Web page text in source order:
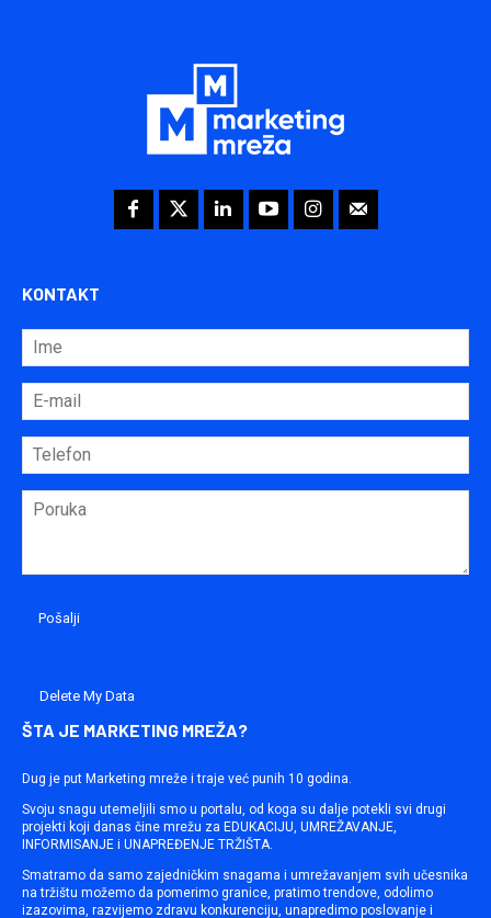
KONTAKT
Delete My Data
ŠTA JE MARKETING MREŽA?
Dug je put Marketing mreže i traje već punih 10 godina.
Svoju snagu utemeljili smo u portalu, od koga su dalje potekli svi drugi
projekti koji danas čine mrežu za EDUKACIJU, UMREŽAVANJE,
INFORMISANJE i UNAPREĐENJE TRŽIŠTA.
Smatramo da samo zajedničkim snagama i umrežavanjem svih učesnika
na tržištu možemo da pomerimo granice, pratimo trendove, odolimo
izazovima, razvijemo zdravu konkurenciju, unapredimo poslovanje i